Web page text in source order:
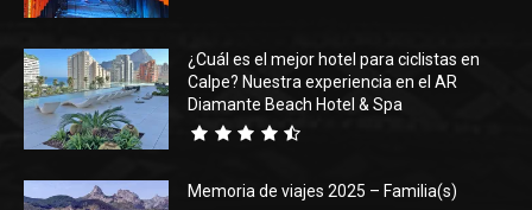
¿Cuál es el mejor hotel para ciclistas en
Calpe? Nuestra experiencia en el AR
Diamante Beach Hotel & Spa
Memoria de viajes 2025 – Familia(s)